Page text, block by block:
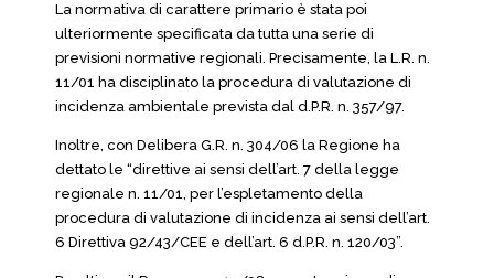
La normativa di carattere primario è stata poi
ulteriormente specificata da tutta una serie di
previsioni normative regionali. Precisamente, la L.R. n.
11/01 ha disciplinato la procedura di valutazione di
incidenza ambientale prevista dal d.P.R. n. 357/97.
Inoltre, con Delibera G.R. n. 304/06 la Regione ha
dettato le “direttive ai sensi dell’art. 7 della legge
regionale n. 11/01, per l’espletamento della
procedura di valutazione di incidenza ai sensi dell’art.
6 Direttiva 92/43/CEE e dell’art. 6 d.P.R. n. 120/03”.